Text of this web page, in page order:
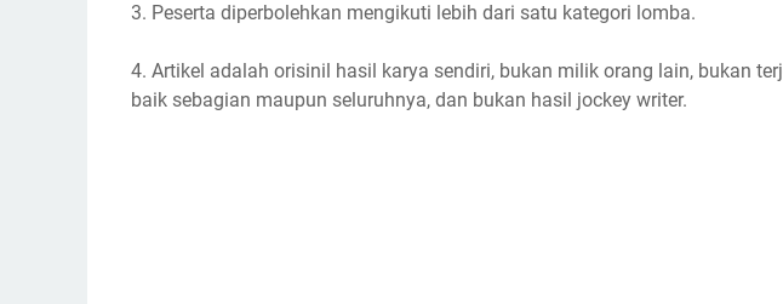
3. Peserta diperbolehkan mengikuti lebih dari satu kategori lomba.
4. Artikel adalah orisinil hasil karya sendiri, bukan milik orang lain, bukan
baik sebagian maupun seluruhnya, dan bukan hasil jockey writer.